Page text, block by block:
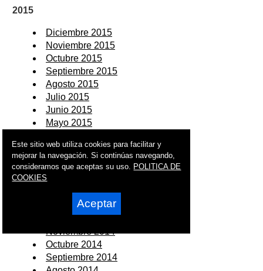
2015
Diciembre 2015
Noviembre 2015
Octubre 2015
Septiembre 2015
Agosto 2015
Julio 2015
Junio 2015
Mayo 2015
Marzo 2015
Febrero 2015
Enero 2015
Noviembre 2014
Octubre 2014
Septiembre 2014
Este sitio web utiliza cookies para facilitar y
mejorar la navegación. Si continúas navegando,
consideramos que aceptas su uso. POLITICA DE
COOKIES
Aceptar